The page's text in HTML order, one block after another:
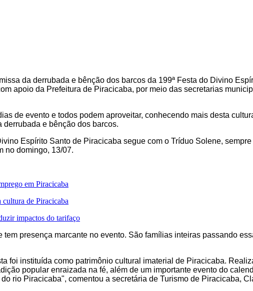
da derrubada e bênção dos barcos da 199ª Festa do Divino
apoio da Prefeitura de Piracicaba, por meio das secretarias
de evento e todos podem aproveitar, conhecendo mais desta
e bênção dos barcos.
Espírito Santo de Piracicaba segue com o Tríduo Solene,
no domingo, 13/07.
em Piracicaba
de Piracicaba
impactos do tarifaço
presença marcante no evento. São famílias inteiras passando
foi instituída como patrimônio cultural imaterial de Piracicaba.
popular enraizada na fé, além de um importante evento do
rio Piracicaba", comentou a secretária de Turismo de Piracicaba,